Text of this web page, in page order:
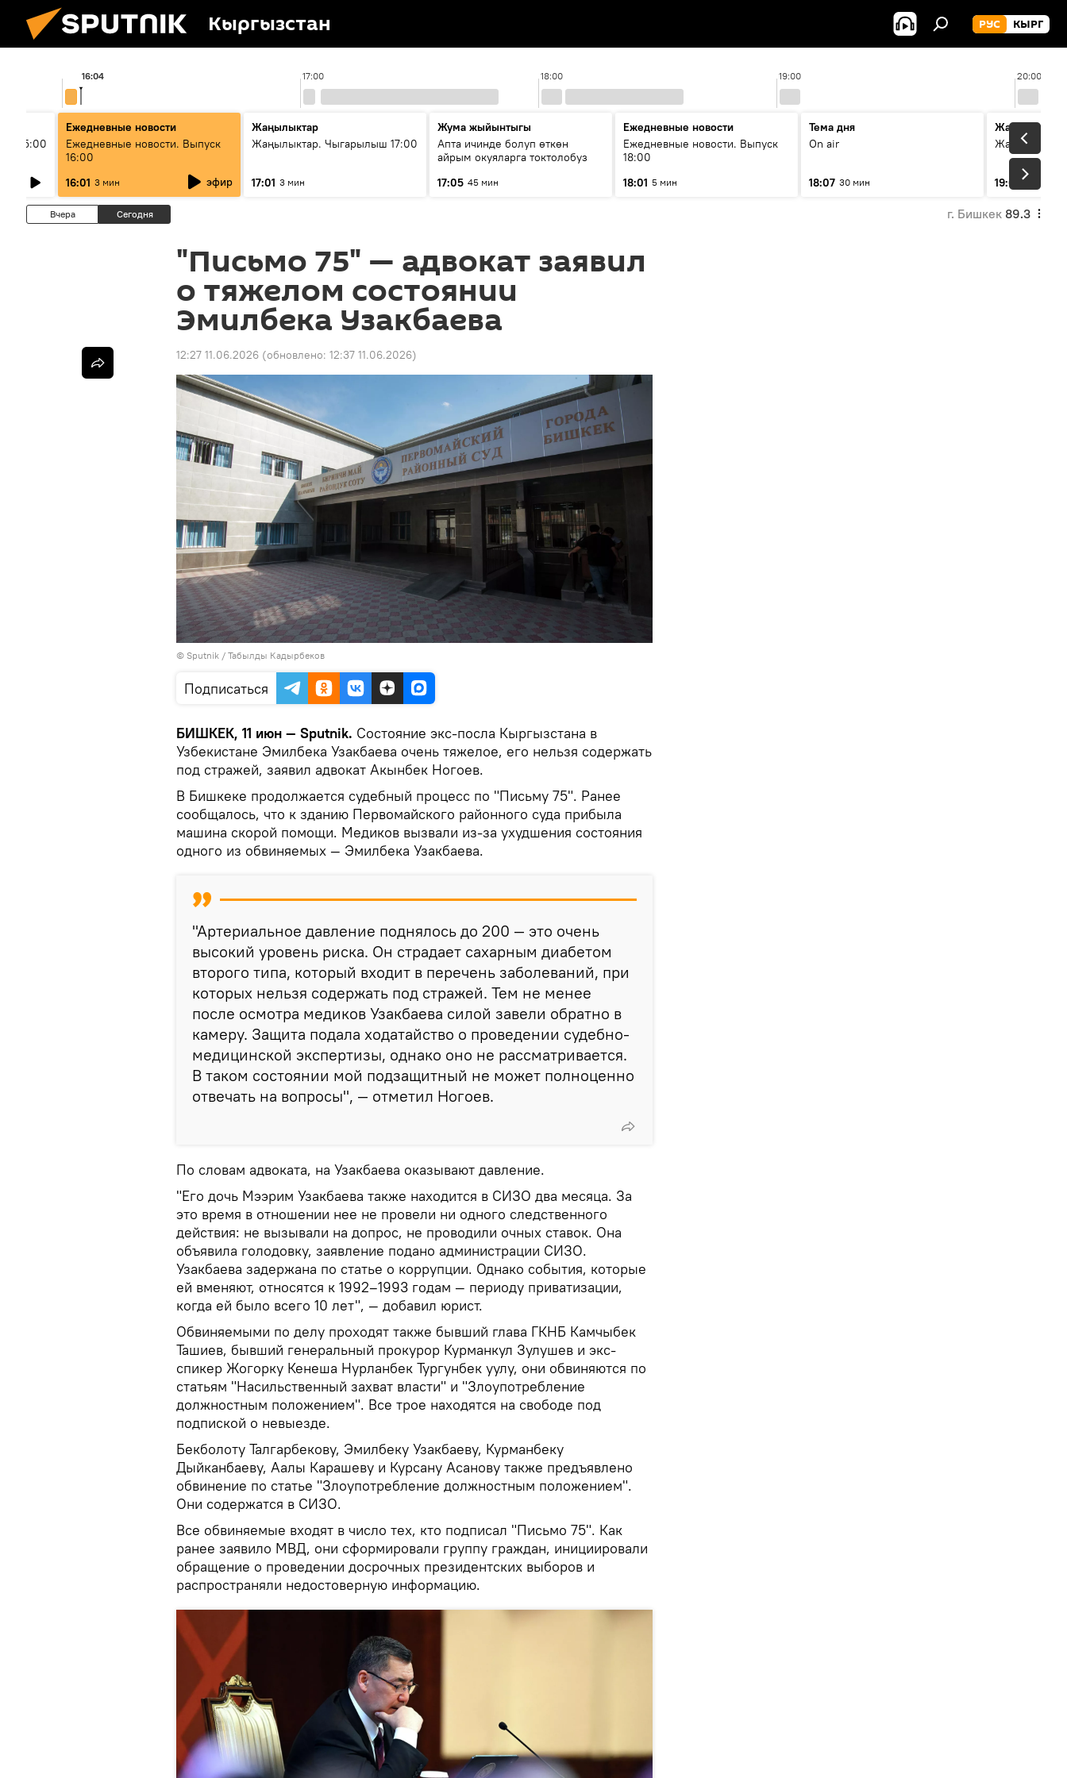
Кыргызстан РУС КЫРГ
17:00 18:00 19:00 20:00
16:04
15:00
Ежедневные новости
Ежедневные новости. Выпуск
16:00
16:01 3 мин эфир
Жаңылыктар
Жаңылыктар. Чыгарылыш 17:00
17:01 3 мин
Жума жыйынтыгы
Апта ичинде болуп өткөн
айрым окуяларга токтолобуз
17:05 45 мин
Ежедневные новости
Ежедневные новости. Выпуск
18:00
18:01 5 мин
Тема дня
On air
18:07 30 мин
Жаңылыктар
19:01 5 мин
Вчера Сегодня г. Бишкек 89.3
"Письмо 75" — адвокат заявил
о тяжелом состоянии
Эмилбека Узакбаева
12:27 11.06.2026 (обновлено: 12:37 11.06.2026)
© Sputnik / Табылды Кадырбеков
Подписаться
БИШКЕК, 11 июн — Sputnik. Состояние экс-посла Кыргызстана в
Узбекистане Эмилбека Узакбаева очень тяжелое, его нельзя содержать
под стражей, заявил адвокат Акынбек Ногоев.
В Бишкеке продолжается судебный процесс по "Письму 75". Ранее
сообщалось, что к зданию Первомайского районного суда прибыла
машина скорой помощи. Медиков вызвали из-за ухудшения состояния
одного из обвиняемых — Эмилбека Узакбаева.
"Артериальное давление поднялось до 200 — это очень
высокий уровень риска. Он страдает сахарным диабетом
второго типа, который входит в перечень заболеваний, при
которых нельзя содержать под стражей. Тем не менее
после осмотра медиков Узакбаева силой завели обратно в
камеру. Защита подала ходатайство о проведении судебно-
медицинской экспертизы, однако оно не рассматривается.
В таком состоянии мой подзащитный не может полноценно
отвечать на вопросы", — отметил Ногоев.
По словам адвоката, на Узакбаева оказывают давление.
"Его дочь Мээрим Узакбаева также находится в СИЗО два месяца. За
это время в отношении нее не провели ни одного следственного
действия: не вызывали на допрос, не проводили очных ставок. Она
объявила голодовку, заявление подано администрации СИЗО.
Узакбаева задержана по статье о коррупции. Однако события, которые
ей вменяют, относятся к 1992–1993 годам — периоду приватизации,
когда ей было всего 10 лет", — добавил юрист.
Обвиняемыми по делу проходят также бывший глава ГКНБ Камчыбек
Ташиев, бывший генеральный прокурор Курманкул Зулушев и экс-
спикер Жогорку Кенеша Нурланбек Тургунбек уулу, они обвиняются по
статьям "Насильственный захват власти" и "Злоупотребление
должностным положением". Все трое находятся на свободе под
подпиской о невыезде.
Бекболоту Талгарбекову, Эмилбеку Узакбаеву, Курманбеку
Дыйканбаеву, Аалы Карашеву и Курсану Асанову также предъявлено
обвинение по статье "Злоупотребление должностным положением".
Они содержатся в СИЗО.
Все обвиняемые входят в число тех, кто подписал "Письмо 75". Как
ранее заявило МВД, они сформировали группу граждан, инициировали
обращение о проведении досрочных президентских выборов и
распространяли недостоверную информацию.